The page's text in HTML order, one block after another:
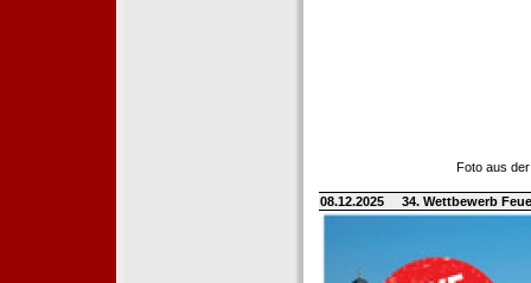
Foto aus
08.12.2025 34. Wettbewerb